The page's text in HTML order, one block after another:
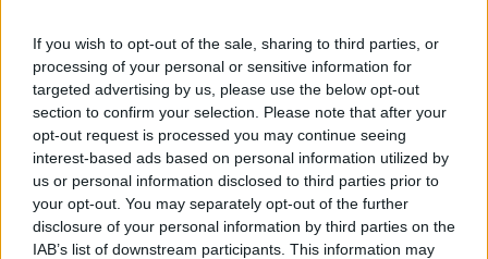
If you wish to opt-out of the sale, sharing to third parties, or
processing of your personal or sensitive information for
targeted advertising by us, please use the below opt-out
section to confirm your selection. Please note that after your
opt-out request is processed you may continue seeing
interest-based ads based on personal information utilized by
us or personal information disclosed to third parties prior to
your opt-out. You may separately opt-out of the further
disclosure of your personal information by third parties on the
IAB’s list of downstream participants. This information may